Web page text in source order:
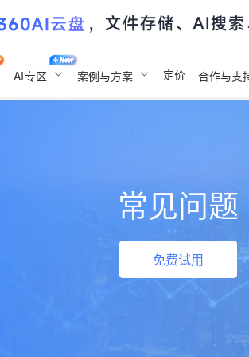
AI专区 案例与方案 定价 合作与支
常见问题
免费试用